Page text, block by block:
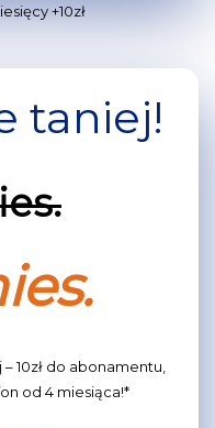
+10zł
taniej!
10zł do abonamentu,
od 4 miesiąca!*